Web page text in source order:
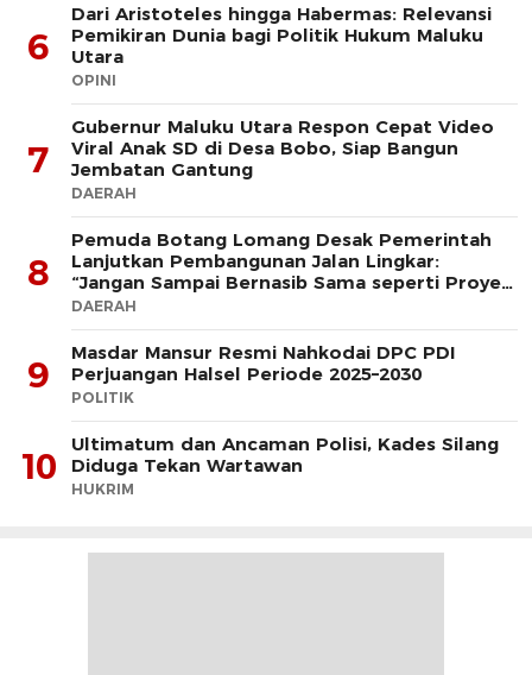
6
Dari Aristoteles hingga Habermas: Relevansi
Pemikiran Dunia bagi Politik Hukum Maluku
Utara
OPINI
7
Gubernur Maluku Utara Respon Cepat Video
Viral Anak SD di Desa Bobo, Siap Bangun
Jembatan Gantung
DAERAH
8
Pemuda Botang Lomang Desak Pemerintah
Lanjutkan Pembangunan Jalan Lingkar:
“Jangan Sampai Bernasib Sama seperti Proyek
PLTD
DAERAH
9
Masdar Mansur Resmi Nahkodai DPC PDI
Perjuangan Halsel Periode 2025–2030
POLITIK
10
Ultimatum dan Ancaman Polisi, Kades Silang
Diduga Tekan Wartawan
HUKRIM